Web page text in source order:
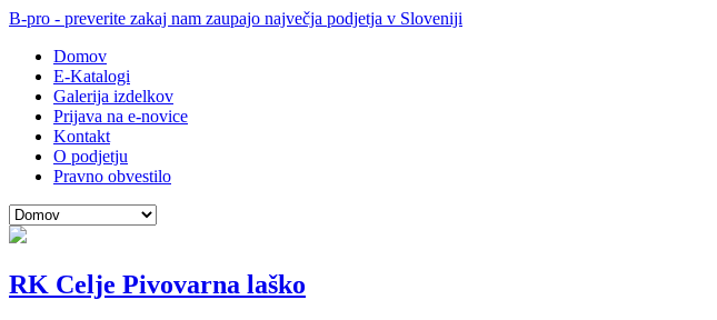
B-pro - preverite zakaj nam zaupajo največja podjetja v Sloveniji
Domov
E-Katalogi
Galerija izdelkov
Prijava na e-novice
Kontakt
O podjetju
Pravno obvestilo
RK Celje Pivovarna laško